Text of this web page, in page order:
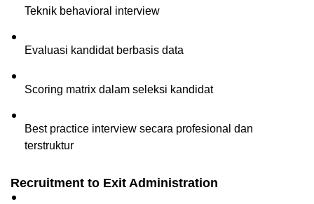
Teknik behavioral interview
Evaluasi kandidat berbasis data
Scoring matrix dalam seleksi kandidat
Best practice interview secara profesional dan
terstruktur
Recruitment to Exit Administration